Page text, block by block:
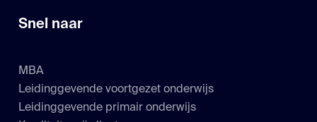
Snel naar
MBA
Leidinggevende voortgezet onderwijs
Leidinggevende primair onderwijs